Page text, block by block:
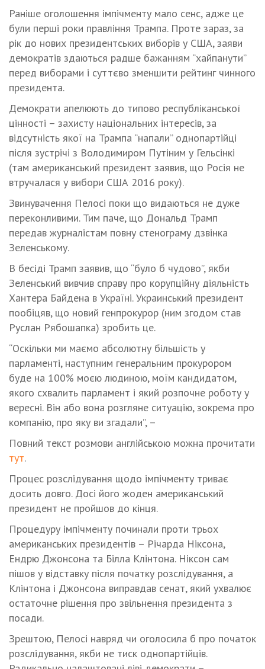
Раніше оголошення імпічменту мало сенс, адже це
були перші роки правління Трампа. Проте зараз, за
рік до нових президентських виборів у США, заяви
демократів здаються радше бажанням “хайпанути”
перед виборами і суттєво зменшити рейтинг чинного
президента.
Демократи апелюють до типово республіканської
цінності – захисту національних інтересів, за
відсутність якої на Трампа “напали” однопартійці
після зустрічі з Володимиром Путіним у Гельсінкі
(там американський президент заявив, що Росія не
втручалася у вибори США 2016 року).
Звинувачення Пелосі поки що видаються не дуже
переконливими. Тим паче, що Дональд Трамп
передав журналістам повну стенограму дзвінка
Зеленському.
В бесіді Трамп заявив, що “було б чудово”, якби
Зеленський вивчив справу про корупційну діяльність
Хантера Байдена в Україні. Украинський президент
пообіцяв, що новий генпрокурор (ним згодом став
Руслан Рябошапка) зробить це.
“Оскільки ми маємо абсолютну більшість у
парламенті, наступним генеральним прокурором
буде на 100% моєю людиною, моїм кандидатом,
якого схвалить парламент і який розпочне роботу у
вересні. Він або вона розгляне ситуацію, зокрема про
компанію, про яку ви згадали”, –
Повний текст розмови англійською можна прочитати
тут.
Процес розслідування щодо імпічменту триває
досить довго. Досі його жоден американський
президент не пройшов до кінця.
Процедуру імпічменту починали проти трьох
американських президентів – Річарда Ніксона,
Ендрю Джонсона та Білла Клінтона. Ніксон сам
пішов у відставку після початку розслідування, а
Клінтона і Джонсона виправдав сенат, який ухвалює
остаточне рішення про звільнення президента з
посади.
Зрештою, Пелосі навряд чи оголосила б про початок
розслідування, якби не тиск однопартійців.